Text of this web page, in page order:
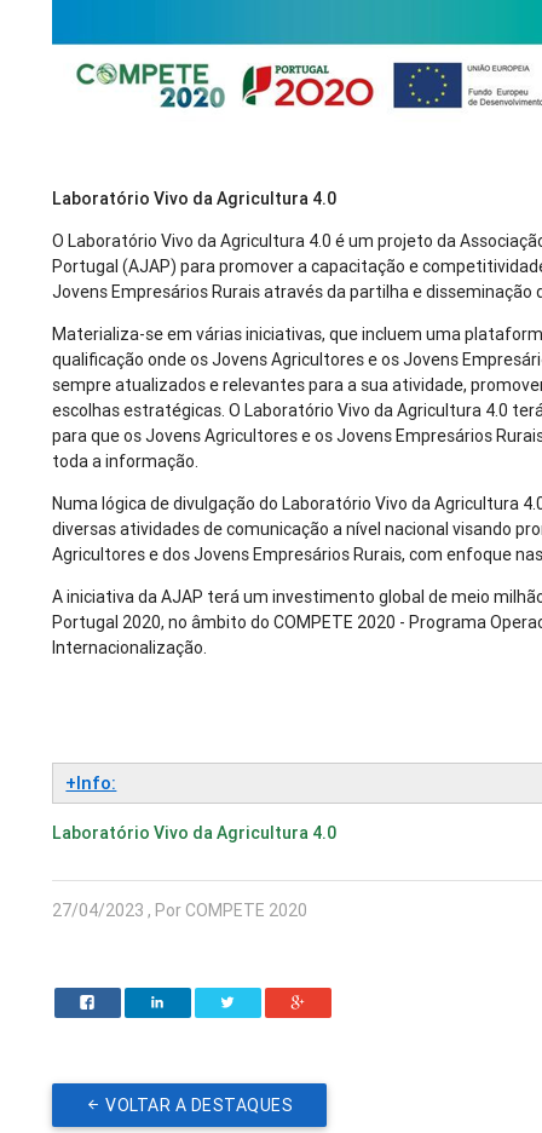
Laboratório Vivo da Agricultura 4.0
O Laboratório Vivo da Agricultura 4.0 é um projeto da
Portugal (AJAP) para promover a capacitação e
Jovens Empresários Rurais através da partilha e
Materializa-se em várias iniciativas, que incluem uma
qualificação onde os Jovens Agricultores e os Jovens
sempre atualizados e relevantes para a sua atividade,
escolhas estratégicas. O Laboratório Vivo da Agricultura 4.0
para que os Jovens Agricultores e os Jovens Empresários
toda a informação.
Numa lógica de divulgação do Laboratório Vivo da Agricultura
diversas atividades de comunicação a nível nacional visando
Agricultores e dos Jovens Empresários Rurais, com enfoque
A iniciativa da AJAP terá um investimento global de meio
Portugal 2020, no âmbito do COMPETE 2020 - Programa
Internacionalização.
+Info:
Laboratório Vivo da Agricultura 4.0
27/04/2023 , Por COMPETE 2020
VOLTAR A DESTAQUES